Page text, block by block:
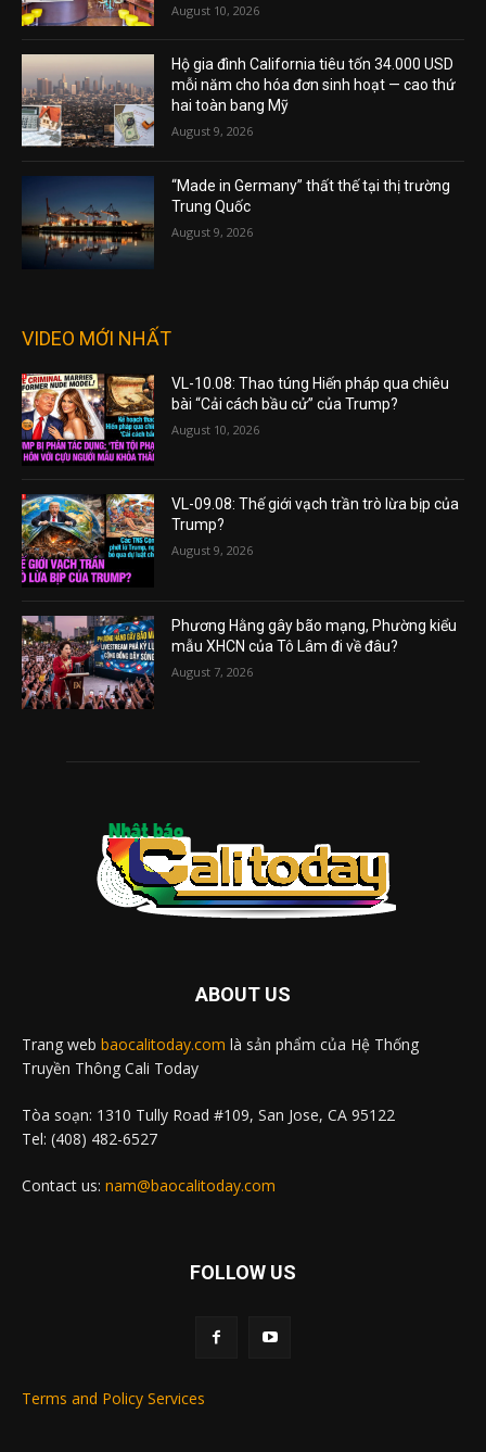
August 10, 2026
Hộ gia đình California tiêu tốn 34.000 USD
mỗi năm cho hóa đơn sinh hoạt — cao thứ
hai toàn bang Mỹ
August 9, 2026
“Made in Germany” thất thế tại thị trường
Trung Quốc
August 9, 2026
VIDEO MỚI NHẤT
VL-10.08: Thao túng Hiến pháp qua chiêu
bài “Cải cách bầu cử” của Trump?
August 10, 2026
VL-09.08: Thế giới vạch trần trò lừa bịp của
Trump?
August 9, 2026
Phương Hằng gây bão mạng, Phường kiểu
mẫu XHCN của Tô Lâm đi về đâu?
August 7, 2026
ABOUT US
Trang web baocalitoday.com là sản phẩm của Hệ Thống
Truyền Thông Cali Today
Tòa soạn: 1310 Tully Road #109, San Jose, CA 95122
Tel: (408) 482-6527
Contact us: nam@baocalitoday.com
FOLLOW US
Terms and Policy Services